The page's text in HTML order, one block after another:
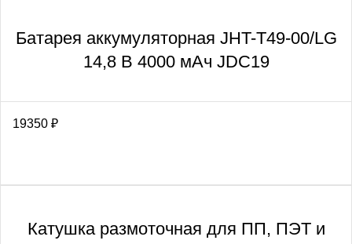
Батарея аккумуляторная JHT-T49-00/LG
14,8 В 4000 мАч JDC19
19350 ₽
Катушка размоточная для ПП, ПЭТ и